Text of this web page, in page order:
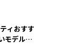
ィおすす
モデルの